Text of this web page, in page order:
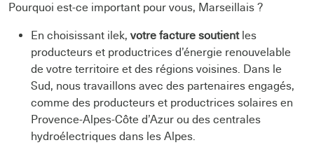
Pourquoi est-ce important pour vous, Marseillais ?
En choisissant ilek, votre facture soutientles
producteurs et productrices d’énergie renouvelable
de votre territoire et des régions voisines. Dans le
Sud, nous travaillons avec des partenaires engagés,
comme des producteurs et productrices solaires en
Provence-Alpes-Côte d’Azur ou des centrales
hydroélectriques dans les Alpes.